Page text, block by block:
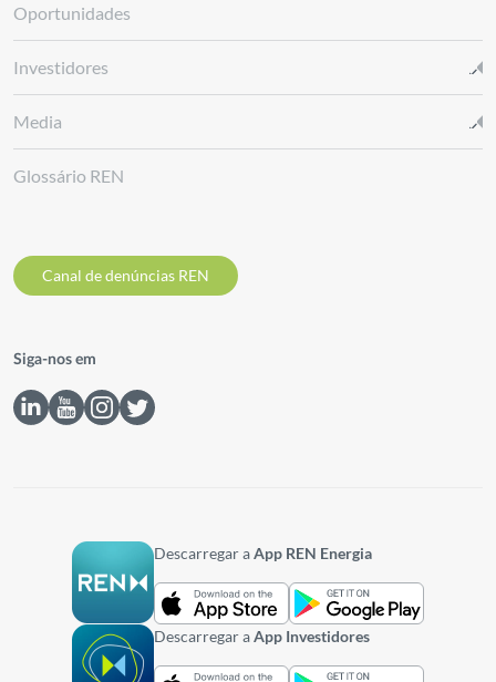
Oportunidades
Investidores
Media
Glossário REN
Canal de denúncias REN
Siga-nos em
Descarregar aApp REN Energia
Descarregar aApp Investidores